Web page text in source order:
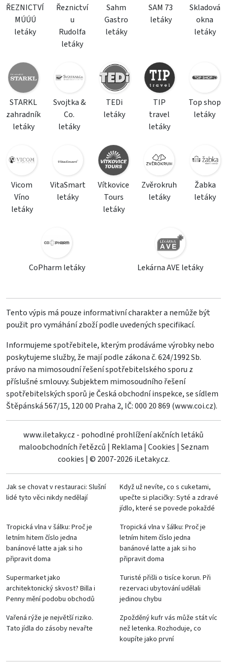
ŘEZNICTVÍ
MÚÚÚ
letáky
Řeznictví
u
Rudolfa
letáky
Sahm
Gastro
letáky
SAM 73
letáky
Skladová
okna
letáky
STARKL
zahradník
letáky
Svojtka &
Co.
letáky
TEDi
letáky
TIP
travel
letáky
Top shop
letáky
Vicom
Víno
letáky
VitaSmart
letáky
Vítkovice
Tours
letáky
Zvěrokruh
letáky
Žabka
letáky
CoPharm letáky Lekárna AVE letáky
Tento výpis má pouze informativní charakter a nemůže být
použit pro vymáhání zboží podle uvedených specifikací.
Informujeme spotřebitele, kterým prodáváme výrobky nebo
poskytujeme služby, že mají podle zákona č. 624/1992 Sb.
právo na mimosoudní řešení spotřebitelského sporu z
příslušné smlouvy. Subjektem mimosoudního řešení
spotřebitelských sporů je Česká obchodní inspekce, se sídlem
Štěpánská 567/15, 120 00 Praha 2, IČ: 000 20 869 (www.coi.cz).
www.iletaky.cz - pohodlné prohlížení akčních letáků
maloobchodních řetězců | Reklama | Cookies | Seznam
cookies | © 2007-2026 iLetaky.cz.
Jak se chovat v restauraci: Slušní
lidé tyto věci nikdy nedělají
Když už nevíte, co s cuketami,
upečte si placičky: Syté a zdravé
jídlo, které se povede pokaždé
Tropická vlna v šálku: Proč je
letním hitem číslo jedna
banánové latte a jak si ho
připravit doma
Tropická vlna v šálku: Proč je
letním hitem číslo jedna
banánové latte a jak si ho
připravit doma
Supermarket jako
architektonický skvost? Billa i
Penny mění podobu obchodů
Turisté přišli o tisíce korun. Při
rezervaci ubytování udělali
jedinou chybu
Vařená rýže je největší riziko.
Tato jídla do zásoby nevařte
Zpožděný kufr vás může stát víc
než letenka. Rozhoduje, co
koupíte jako první